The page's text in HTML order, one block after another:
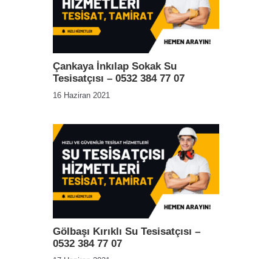
Çankaya İnkılap Sokak Su
Tesisatçısı – 0532 384 77 07
16 Haziran 2021
Gölbaşı Kırıklı Su Tesisatçısı –
0532 384 77 07